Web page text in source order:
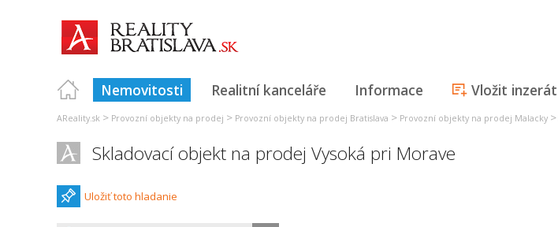
Nemovitosti Realitní kanceláře Informace Vložit inzerát
AReality.sk > Provozní objekty na prodej > Provozní objekty na prodej Bratislava > Provozní objekty na prodej Malacky >
Skladovací objekt na prodej Vysoká pri Morave
Uložiť toto hladanie